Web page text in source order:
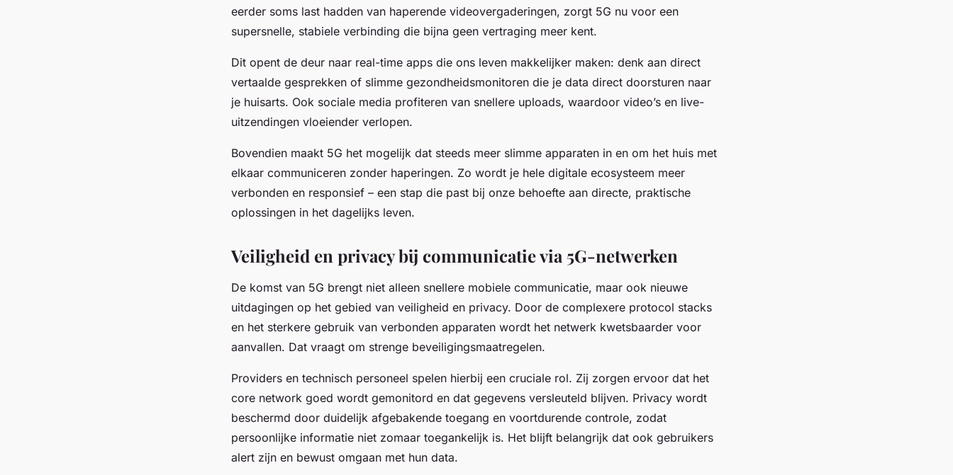
eerder soms last hadden van haperende videovergaderingen, zorgt 5G nu voor een
supersnelle, stabiele verbinding die bijna geen vertraging meer kent.
Dit opent de deur naar real-time apps die ons leven makkelijker maken: denk aan direct
vertaalde gesprekken of slimme gezondheidsmonitoren die je data direct doorsturen naar
je huisarts. Ook sociale media profiteren van snellere uploads, waardoor video’s en live-
uitzendingen vloeiender verlopen.
Bovendien maakt 5G het mogelijk dat steeds meer slimme apparaten in en om het huis met
elkaar communiceren zonder haperingen. Zo wordt je hele digitale ecosysteem meer
verbonden en responsief – een stap die past bij onze behoefte aan directe, praktische
oplossingen in het dagelijks leven.
Veiligheid en privacy bij communicatie via 5G-netwerken
De komst van 5G brengt niet alleen snellere mobiele communicatie, maar ook nieuwe
uitdagingen op het gebied van veiligheid en privacy. Door de complexere protocol stacks
en het sterkere gebruik van verbonden apparaten wordt het netwerk kwetsbaarder voor
aanvallen. Dat vraagt om strenge beveiligingsmaatregelen.
Providers en technisch personeel spelen hierbij een cruciale rol. Zij zorgen ervoor dat het
core network goed wordt gemonitord en dat gegevens versleuteld blijven. Privacy wordt
beschermd door duidelijk afgebakende toegang en voortdurende controle, zodat
persoonlijke informatie niet zomaar toegankelijk is. Het blijft belangrijk dat ook gebruikers
alert zijn en bewust omgaan met hun data.